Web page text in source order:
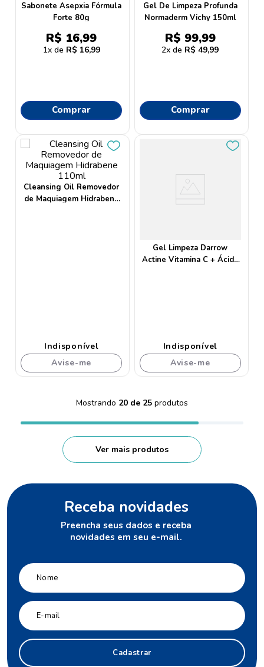
Sabonete Asepxia Fórmula
Forte 80g
R$ 16,99
1 R$ 16,99
Comprar
Gel De Limpeza Profunda
Normaderm Vichy 150ml
R$ 99,99
2 R$ 49,99
Comprar
Cleansing Oil Removedor
de Maquiagem Hidrabene
Indisponível
Avise-me
Gel Limpeza Darrow
Actine Vitamina C + Ácido
Indisponível
Avise-me
Mostrando 20 de 25
Receba novidades
Preencha seus dados e receba
novidades em seu e-mail.
Cadastrar